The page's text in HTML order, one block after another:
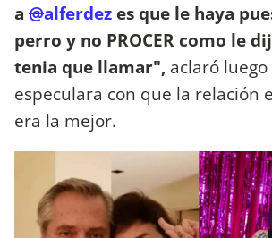
a @alferdez es que le haya
perro y no PROCER como le
tenia que llamar", aclaró
especulara con que la relación
era la mejor.